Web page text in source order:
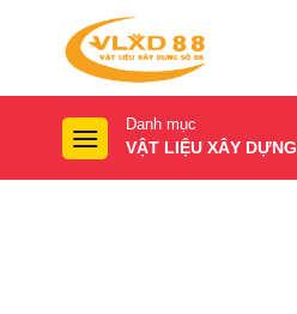
Danh mục
VẬT LIỆU XÂY DỰNG